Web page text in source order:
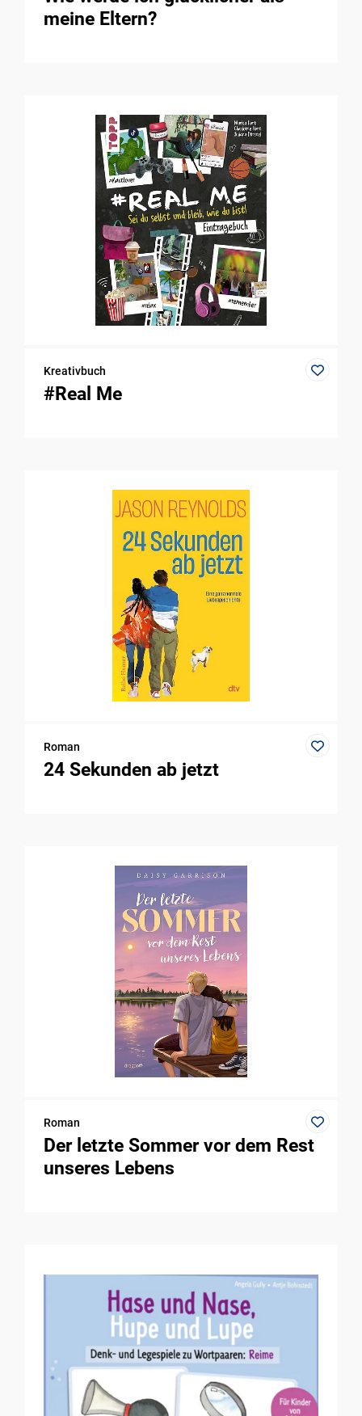
meine Eltern?
Kreativbuch
#Real Me
Roman
24 Sekunden ab jetzt
Roman
Der letzte Sommer vor dem Rest
unseres Lebens